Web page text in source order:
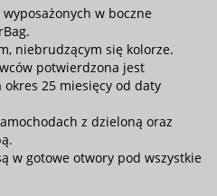
w boczne
niebrudzącym się kolorze.
potwierdzona jest
25 miesięcy od daty
z dzieloną oraz
w gotowe otwory pod wszystkie